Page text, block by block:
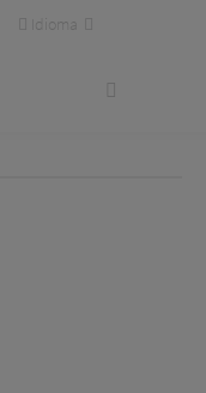
Idioma